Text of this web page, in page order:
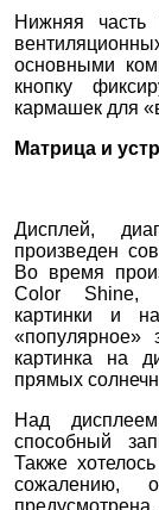
Нижняя часть
основными
кнопку
кармашек для
Матрица и
Дисплей,
произведен
Во время
Color Shine,
картинки и
«популярное»
картинка на
прямых
Над
способный
Также
сожалению,
предусмотрена.